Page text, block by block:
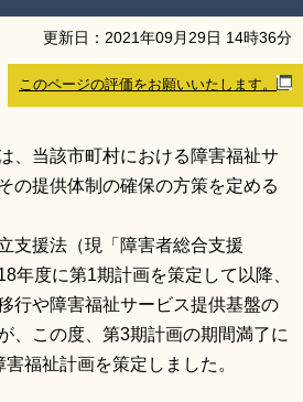
組織から探す
プライバシーポリシー
閉じる
更新日： 2021年09月 29日 14時36分
このページの評価をお願いいたします。
、当該市町村における障害福祉サ
の提供体制の確保の方策を定める
支援法（現「障害者総合支援
年度に第1期計画を策定して以降、
行や障害福祉サービス提供基盤の
、この度、第3期計画の期間満了に
福祉計画を策定しました。